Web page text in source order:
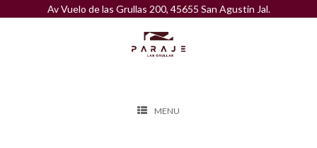
Av Vuelo de las Grullas 200, 45655 San Agustin Jal.
MENU